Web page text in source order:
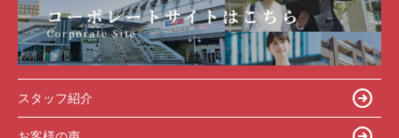
スタッフ紹介